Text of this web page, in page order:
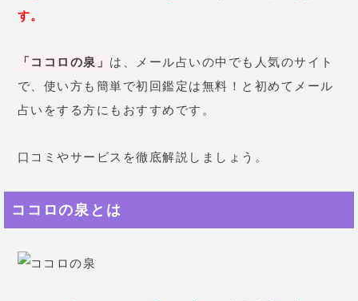
す。
「ココロの泉」 は、メール占いの中でも人気のサイト
で、使い方も簡単で初回鑑定は無料！と初めてメール
占いをする方にもおすすめです。
口コミやサービスを徹底解説しましょう。
ココロの泉とは